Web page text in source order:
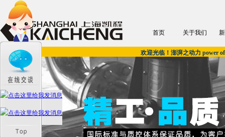
首页 关于我们
欢迎光临！澎湃之动力 power